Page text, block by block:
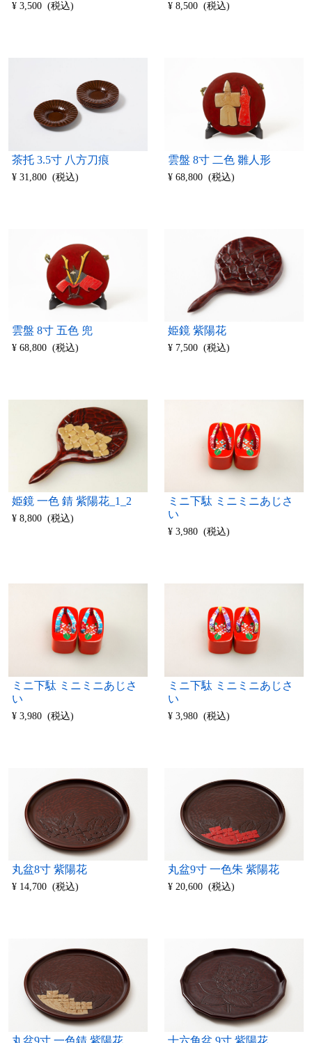
¥ 3,500 (税込) ¥ 8,500 (税込)
茶托 3.5寸 八方刀痕
¥ 31,800 (税込)
雲盤 8寸 二色 雛人形
¥ 68,800 (税込)
雲盤 8寸 五色 兜
¥ 68,800 (税込)
姫鏡 紫陽花
¥ 7,500 (税込)
姫鏡 一色 錆 紫陽花_1_2
¥ 8,800 (税込)
ミニ下駄 ミニミニあじさ
い
¥ 3,980 (税込)
ミニ下駄 ミニミニあじさ
い
¥ 3,980 (税込)
ミニ下駄 ミニミニあじさ
い
¥ 3,980 (税込)
丸盆8寸 紫陽花
¥ 14,700 (税込)
丸盆9寸 一色朱 紫陽花
¥ 20,600 (税込)
丸盆9寸 一色錆 紫陽花 十六角盆 9寸 紫陽花